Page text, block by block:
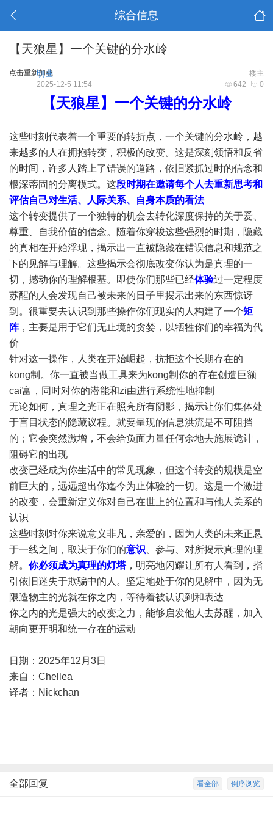
综合信息
【天狼星】一个关键的分水岭
点击重新加载 楼主
明曲
642 0
2025-12-5 11:54
【天狼星】一个关键的分水岭
这些时刻代表着一个重要的转折点，一个关键的分水岭，越
来越多的人在拥抱转变，积极的改变。这是深刻领悟和反省
的时间，许多人踏上了错误的道路，依旧紧抓过时的信念和
根深蒂固的分离模式。这段时期在邀请每个人去重新思考和
评估自己对生活、人际关系、自身本质的看法
这个转变提供了一个独特的机会去转化深度保持的关于爱、
尊重、自我价值的信念。随着你穿梭这些强烈的时期，隐藏
的真相在开始浮现，揭示出一直被隐藏在错误信息和规范之
下的见解与理解。这些揭示会彻底改变你认为是真理的一
切，撼动你的理解根基。即使你们那些已经体验过一定程度
苏醒的人会发现自己被未来的日子里揭示出来的东西惊讶
到。很重要去认识到那些操作你们现实的人构建了一个矩
阵，主要是用于它们无止境的贪婪，以牺牲你们的幸福为代
价
针对这一操作，人类在开始崛起，抗拒这个长期存在的
kong制。你一直被当做工具来为kong制你的存在创造巨额
cai富，同时对你的潜能和zi由进行系统性地抑制
无论如何，真理之光正在照亮所有阴影，揭示让你们集体处
于盲目状态的隐藏议程。就要呈现的信息洪流是不可阻挡
的；它会突然激增，不会给负面力量任何余地去施展诡计，
阻碍它的出现
改变已经成为你生活中的常见现象，但这个转变的规模是空
前巨大的，远远超出你迄今为止体验的一切。这是一个激进
的改变，会重新定义你对自己在世上的位置和与他人关系的
认识
这些时刻对你来说意义非凡，亲爱的，因为人类的未来正悬
于一线之间，取决于你们的意识 、参与、对所揭示真理的理
解。 你必须成为真理的灯塔，明亮地闪耀让所有人看到，指
引依旧迷失于欺骗中的人。坚定地处于你的见解中，因为无
限造物主的光就在你之内，等待着被认识到和表达
你之内的光是强大的改变之力，能够启发他人去苏醒，加入
朝向更开明和统一存在的运动
日期：2025年12月3日
来自：Chellea
译者：Nickchan
倒序浏览
看全部
全部回复